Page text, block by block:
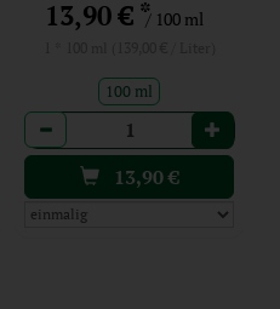
13,90 € */ 100 ml
100 ml
Anzahl
13,90€